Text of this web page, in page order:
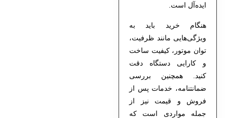
ایده‌آل است.
هنگام خرید باید به
ویژگی‌هایی مانند ظرفیت،
توان موتور، کیفیت ساخت
و کارایی دستگاه دقت
کنید. همچنین بررسی
ضمانتنامه، خدمات پس از
فروش و قیمت نیز از
جمله مواردی است که